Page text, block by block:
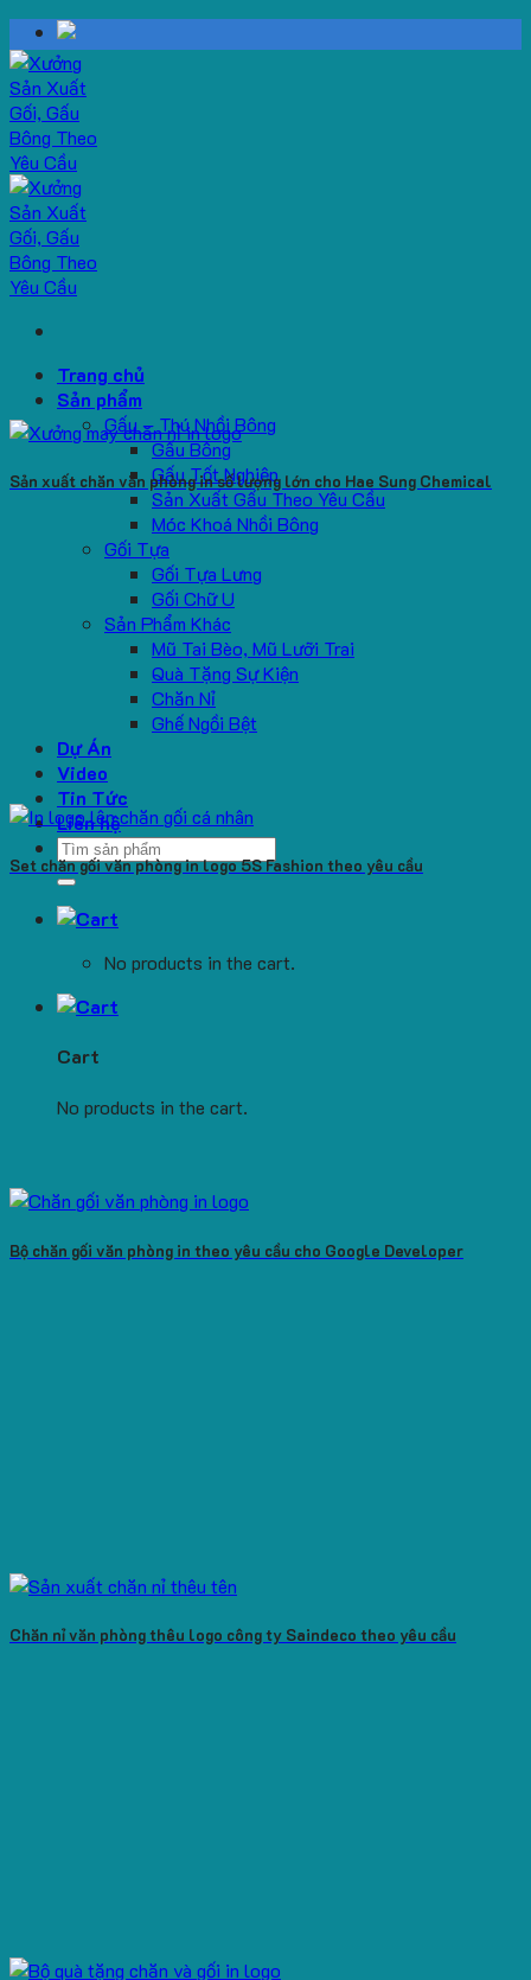
Skip
to
content
Trang chủ
Sản phẩm
Gấu – Thú Nhồi Bông
Gấu Bông
Gấu Tốt Nghiệp
Sản Xuất Gấu Theo Yêu Cầu
Móc Khoá Nhồi Bông
Gối Tựa
Gối Tựa Lưng
Gối Chữ U
Sản Phẩm Khác
Mũ Tai Bèo, Mũ Lưỡi Trai
Quà Tặng Sự Kiện
Chăn Nỉ
Ghế Ngồi Bệt
Dự Án
Video
Tin Tức
Liên hệ
Search
for:
No products in the cart.
Cart
No products in the cart.
Sản xuất chăn văn phòng in số lượng lớn cho Hae Sung Chemical
Set chăn gối văn phòng in logo 5S Fashion theo yêu cầu
Bộ chăn gối văn phòng in theo yêu cầu cho Google Developer
Chăn nỉ văn phòng thêu logo công ty Saindeco theo yêu cầu